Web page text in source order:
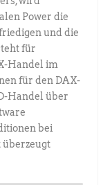
Power die
und die
für
Handel im
für den DAX-
Handel über
bei
überzeugt